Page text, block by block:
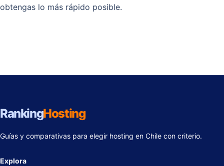
obtengas lo más rápido posible.
RankingHosting
Guías y comparativas para elegir hosting en Chile con criterio.
Explora